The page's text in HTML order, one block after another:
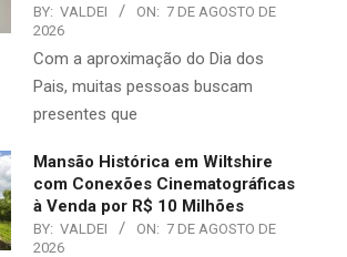
BY: VALDEI ON: 7 DE AGOSTO DE
2026
Com a aproximação do Dia dos
Pais, muitas pessoas buscam
presentes que
Mansão Histórica em Wiltshire
com Conexões Cinematográficas
à Venda por R$ 10 Milhões
BY: VALDEI ON: 7 DE AGOSTO DE
2026